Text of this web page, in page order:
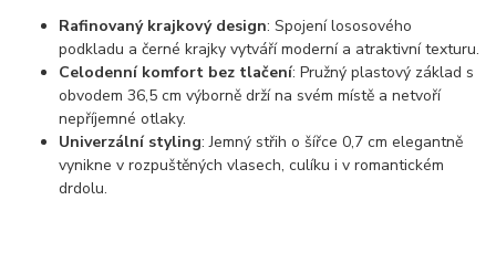
Rafinovaný krajkový design: Spojení lososového
podkladu a černé krajky vytváří moderní a atraktivní texturu.
Celodenní komfort bez tlačení: Pružný plastový základ s
obvodem 36,5 cm výborně drží na svém místě a netvoří
nepříjemné otlaky.
Univerzální styling: Jemný střih o šířce 0,7 cm elegantně
vynikne v rozpuštěných vlasech, culíku i v romantickém
drdolu.